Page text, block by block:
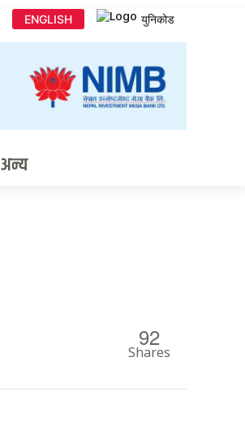
ENGLISH युनिकोड
अन्य
92
Shares